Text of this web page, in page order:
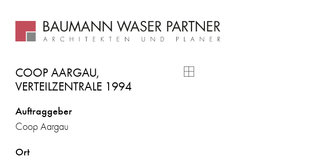
COOP AARGAU,
VERTEILZENTRALE 1994
Auftraggeber
Coop Aargau
Ort